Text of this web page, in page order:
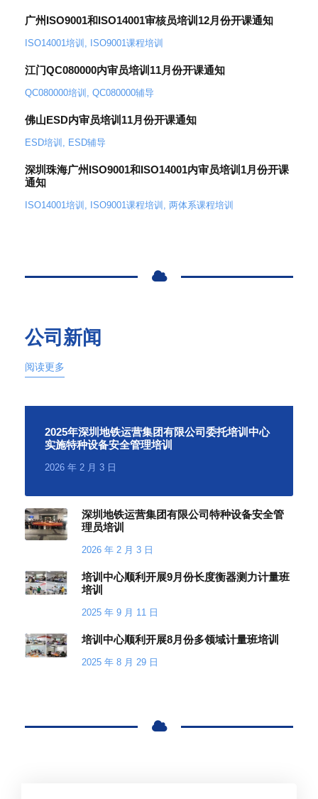
广州ISO9001和ISO14001审核员培训12月份开课通知
ISO14001培训 , ISO9001课程培训
江门QC080000内审员培训11月份开课通知
QC080000培训 , QC080000辅导
佛山ESD内审员培训11月份开课通知
ESD培训 , ESD辅导
深圳珠海广州ISO9001和ISO14001内审员培训1月份开课
通知
ISO14001培训 , ISO9001课程培训 , 两体系课程培训
公司新闻
阅读更多
2025年深圳地铁运营集团有限公司委托培训中心
实施特种设备安全管理培训
2026 年 2 月 3 日
深圳地铁运营集团有限公司特种设备安全管
理员培训
2026 年 2 月 3 日
培训中心顺利开展9月份长度衡器测力计量班
培训
2025 年 9 月 11 日
培训中心顺利开展8月份多领域计量班培训
2025 年 8 月 29 日